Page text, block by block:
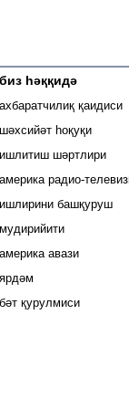
биз һәққидә
ахбаратчилиқ қаидиси
шәхсийәт һоқуқи
ишлитиш шәртлири
америка радио-
ишлирини башқуруш
мудирийити
америка авази
ярдәм
бәт қурулмиси